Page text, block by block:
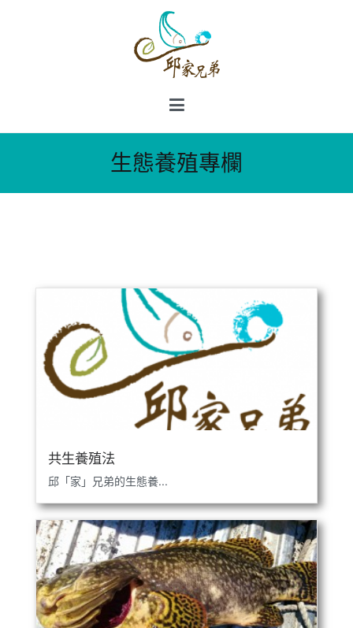
生態養殖專欄
共生養殖法
邱「家」兄弟的生態養...